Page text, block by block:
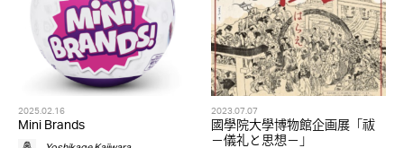
2025.02.16
Mini Brands
2023.07.07
國學院大學博物館企画展「祓
－儀礼と思想－」